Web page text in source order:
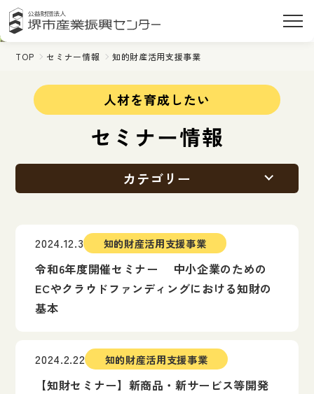
TOP セミナー情報 知的財産活用支援事業
人材を育成したい
セミナー情報
カテゴリー
2024.12.3 知的財産活用支援事業
令和6年度開催セミナー 中小企業のための
ECやクラウドファンディングにおける知財の
基本
2024.2.22 知的財産活用支援事業
【知財セミナー】新商品・新サービス等開発